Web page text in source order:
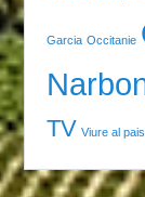
Garcia Occitanie
TV Viure al pais